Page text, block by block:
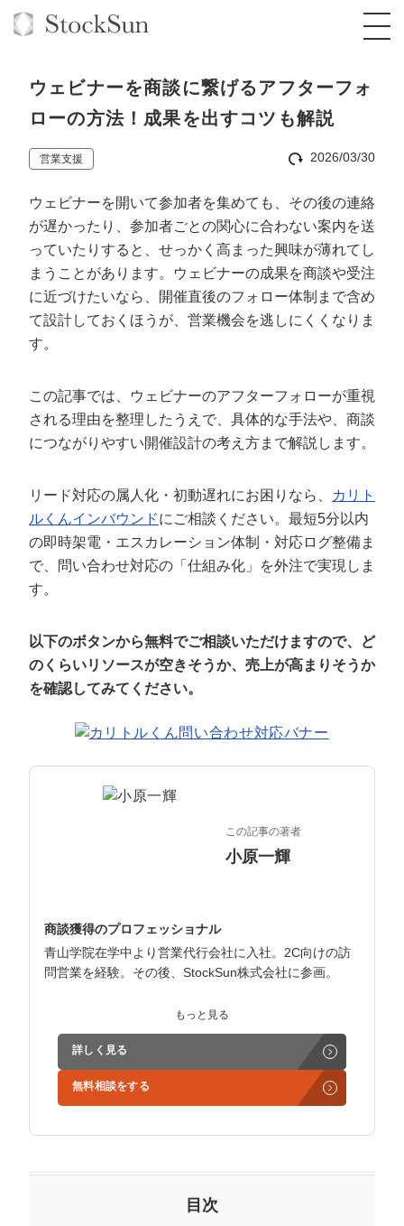
オーダーメイド支援
TOP
コンサルタント一覧
品質ガイドライン
社内コンペ
BPO支援
定額制Webマーケティング代行『マキトルく
ん』
定額制営業代行『カリトルくん』
定額制採用代行・RPO『トルトルくん』
営業改善特化の動画制作『動画でカリトルく
ん』
定額LINE運用代行『LINEマキトルくん』
オリジナルサービス
格安でAI導入支援『あいのりAI』
拡散付1日密着動画制作『まるごと社長』
定額制LP制作・改善『最強LP』
採用YouTubeチャンネル構築『トリトル』
実績
お役立ち資料
オンラインサロン
StockSun道場
道場TOP
エンジニア
広告運用
YouTubeディレクター
年収エージェント
会社概要・役員紹介
ミッション・ビジョン・バリュー
代表メッセージ（岩野圭佑）
取締役メッセージ（株本祐己）
業務委託
動画ディレクター
営業
インターン
正社員
内部監査室長
募集要項一覧
ウェビナーを商談に繋げるアフターフォ
ローの方法！成果を出すコツも解説
営業支援 2026/03/30
ウェビナーを開いて参加者を集めても、その後の連絡
が遅かったり、参加者ごとの関心に合わない案内を送
っていたりすると、せっかく高まった興味が薄れてし
まうことがあります。ウェビナーの成果を商談や受注
に近づけたいなら、開催直後のフォロー体制まで含め
て設計しておくほうが、営業機会を逃しにくくなりま
す。
この記事では、ウェビナーのアフターフォローが重視
される理由を整理したうえで、具体的な手法や、商談
につながりやすい開催設計の考え方まで解説します。
リード対応の属人化・初動遅れにお困りなら、
カリト
ルくんインバウンドにご相談ください。最短5分以内
の即時架電・エスカレーション体制・対応ログ整備ま
で、問い合わせ対応の「仕組み化」を外注で実現しま
す。
以下のボタンから無料でご相談いただけますので、ど
のくらいリソースが空きそうか、売上が高まりそうか
を確認してみてください。
この記事の著者
小原一輝
商談獲得のプロフェッショナル
青山学院在学中より営業代行会社に入社。2C向けの訪
問営業を経験。その後、StockSun株式会社に参画。
インサイドセールス立ち上げ、テレアポ部隊立ち上げな
ど営業支援を担当。
学生時代からに代表岩野の社長秘書として活動。現在は
3社の事業責任者も務めており、Webマーケティングと
趣味はキックボクシング。アマチュアの戦績は2戦0勝2
もっと見る
詳しく見る
無料相談をする
目次